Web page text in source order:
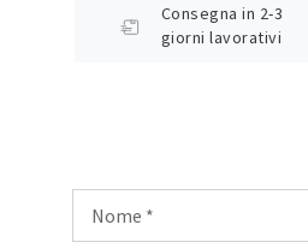
Consegna in 2-3
giorni lavorativi